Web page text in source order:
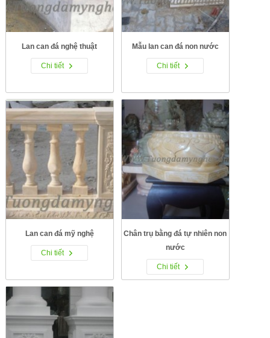
Lan can đá nghệ thuật
Chi tiết
Mẫu lan can đá non nước
Chi tiết
Lan can đá mỹ nghệ
Chi tiết
Chân trụ bằng đá tự nhiên non
nước
Chi tiết